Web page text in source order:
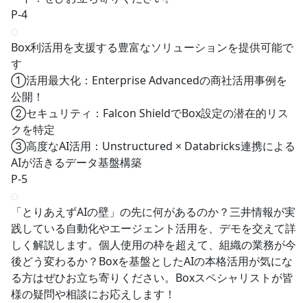
P-4
Box利活用を支援する豊富なソリューションを提供可能で
す
①活用最大化：Enterprise Advancedの商社活用事例を
公開！
②セキュリティ：Falcon ShieldでBox設定の潜在的リス
クを特定
③高度なAI活用：Unstructured × Databricks連携による
AIが活きるデータ基盤構築
P-5
「とりあえずAIの壁」の先に何があるのか？三井情報が実
践している自動化やエージェント活用を、デモを交えて詳
しく解説します。個人使用の枠を超えて、組織の業務が今
後どう変わるか？Boxを基盤としたAIの本格活用が気にな
る方はぜひお立ち寄りください。Boxスペシャリストが皆
様の疑問や相談にお応えします！